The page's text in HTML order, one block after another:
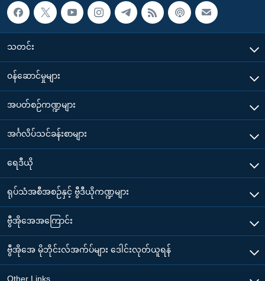
သတင်း
၀န်ဆောင်မှုများ
အပတ်စဉ်ကဏ္ဍများ
အင်္ဂလိပ်သင်ခန်းစာများ
ရေဒီယို
ရုပ်သံအစီအစဉ်နှင့် ဗွီဒီယိုကဏ္ဍများ
ဗွီအိုအေအကြောင်း
ဗွီအိုအေ မိုဘိုင်းလ်အက်ပ်များ ဒေါင်းလုတ်ယူရန်
Other Links